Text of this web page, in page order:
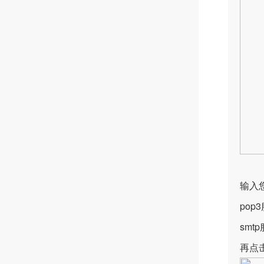
输入
pop3
smtp
再点